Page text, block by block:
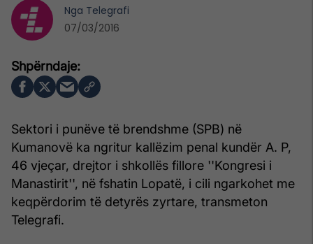
Sektori i punëve të brendshme (SPB) në
Kumanovë ka ngritur kallëzim penal kundër A. P,
46 vjeçar, drejtor i shkollës fillore ''Kongresi i
Manastirit'', në fshatin Lopatë, i cili ngarkohet me
keqpërdorim të detyrës zyrtare, transmeton
Telegrafi.
Nga Telegrafi
07/03/2016